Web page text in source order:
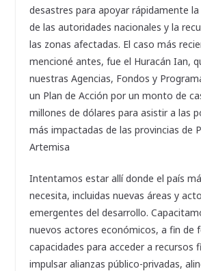
desastres para apoyar rápidamente
de las autoridades nacionales y la
las zonas afectadas. El caso más
mencioné antes, fue el Huracán Ian,
nuestras Agencias, Fondos y
un Plan de Acción por un monto de
millones de dólares para asistir a las
más impactadas de las provincias de
Artemisa
Intentamos estar allí donde el país
necesita, incluidas nuevas áreas y
emergentes del desarrollo.
nuevos actores económicos, a fin de
capacidades para acceder a recursos
impulsar alianzas público-privadas,